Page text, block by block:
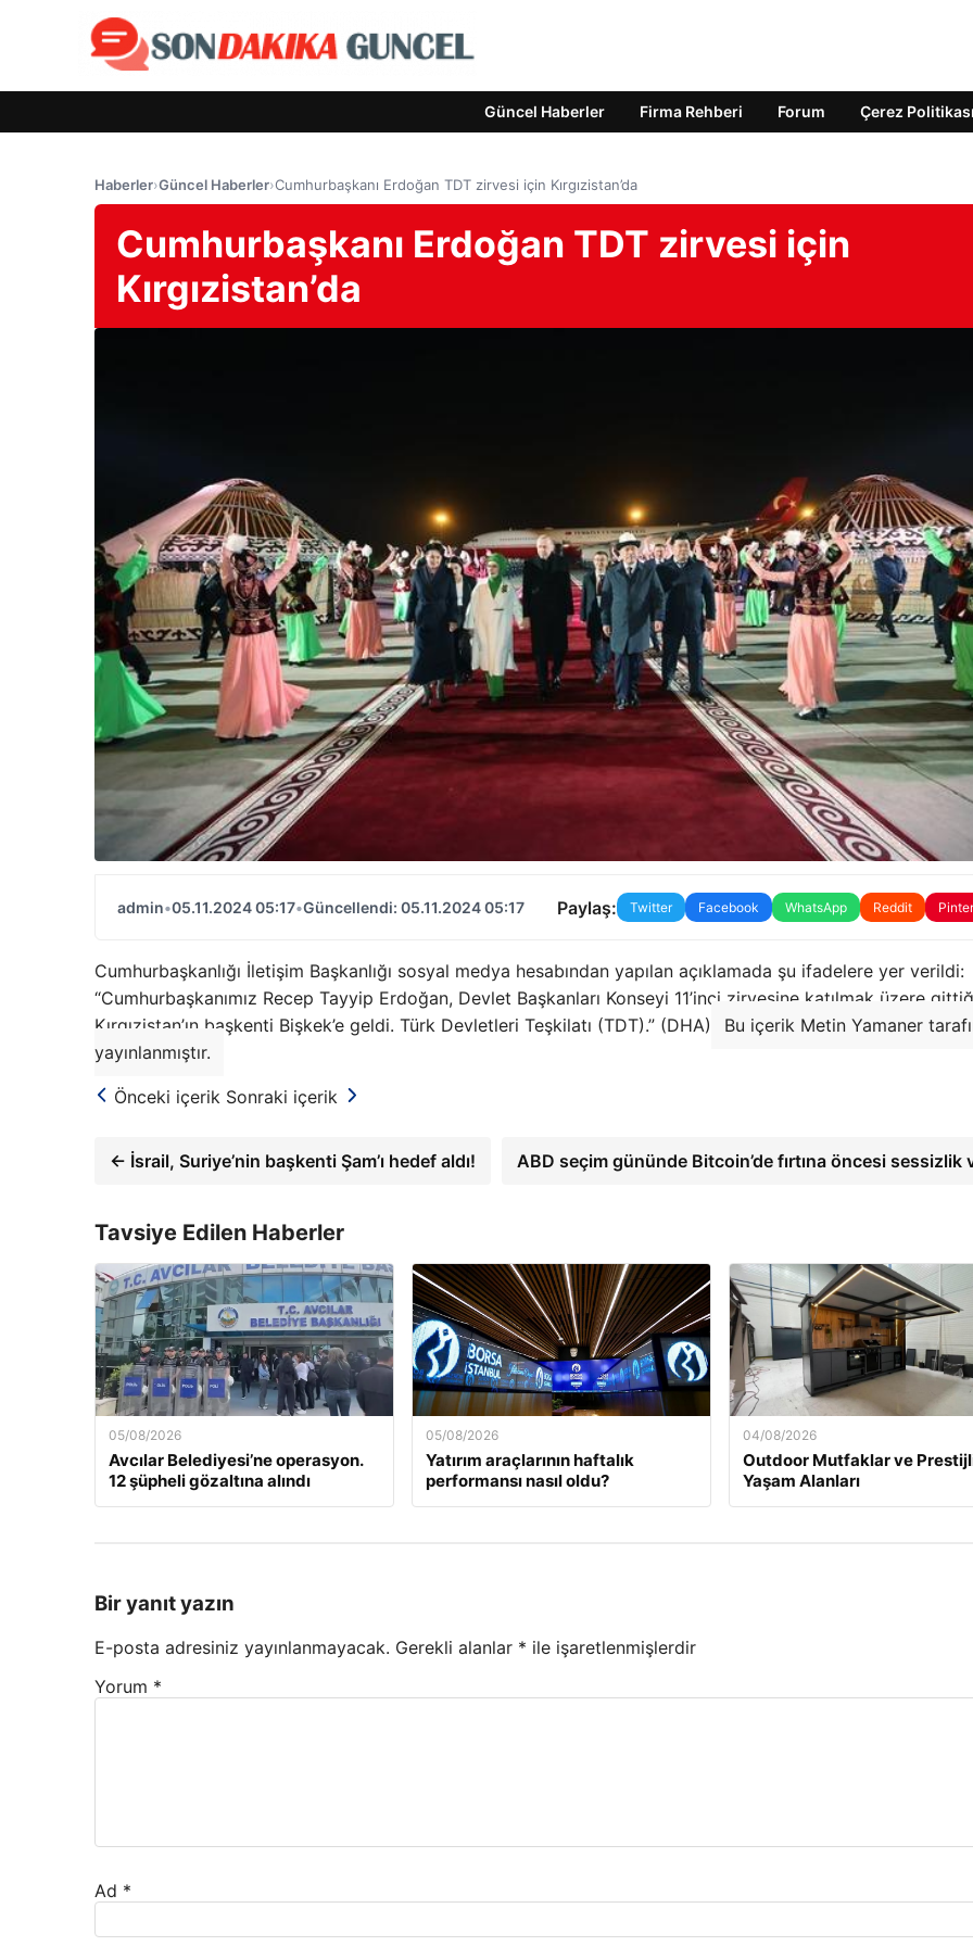
Güncel Haberler Firma Rehberi Forum Çerez Politikası
Haberler›Güncel Haberler›Cumhurbaşkanı Erdoğan TDT zirvesi için Kırgızistan’da
Cumhurbaşkanı Erdoğan TDT zirvesi için
Kırgızistan’da
admin•05.11.2024 05:17•Güncellendi: 05.11.2024 05:17 Paylaş: Twitter Facebook WhatsApp Reddit
Cumhurbaşkanlığı İletişim Başkanlığı sosyal medya hesabından yapılan açıklamada şu ifadelere yer verildi:
“Cumhurbaşkanımız Recep Tayyip Erdoğan, Devlet Başkanları Konseyi 11’inci zirvesine katılmak üzere
Kırgızistan’ın başkenti Bişkek’e geldi. Türk Devletleri Teşkilatı (TDT).” (DHA)
Bu içerik Metin Yamaner
yayınlanmıştır.
Önceki içerik Sonraki içerik
← İsrail, Suriye’nin başkenti Şam’ı hedef aldı! ABD seçim gününde Bitcoin’de fırtına öncesi sessizlik
Tavsiye Edilen Haberler
05/08/2026
Avcılar Belediyesi’ne operasyon.
12 şüpheli gözaltına alındı
05/08/2026
Yatırım araçlarının haftalık
performansı nasıl oldu?
04/08/2026
Outdoor Mutfaklar ve
Yaşam Alanları
Bir yanıt yazın
E-posta adresiniz yayınlanmayacak. Gerekli alanlar * ile işaretlenmişlerdir
Yorum *
Ad *